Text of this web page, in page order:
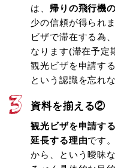
は、 帰りの飛行機
少の信頼が得られ
ビザで滞在する為
なります(滞在予定
観光ビザを申請す
という認識を忘れ
資料を揃える②
観光ビザを申請す
延長する理由です
から、という曖昧